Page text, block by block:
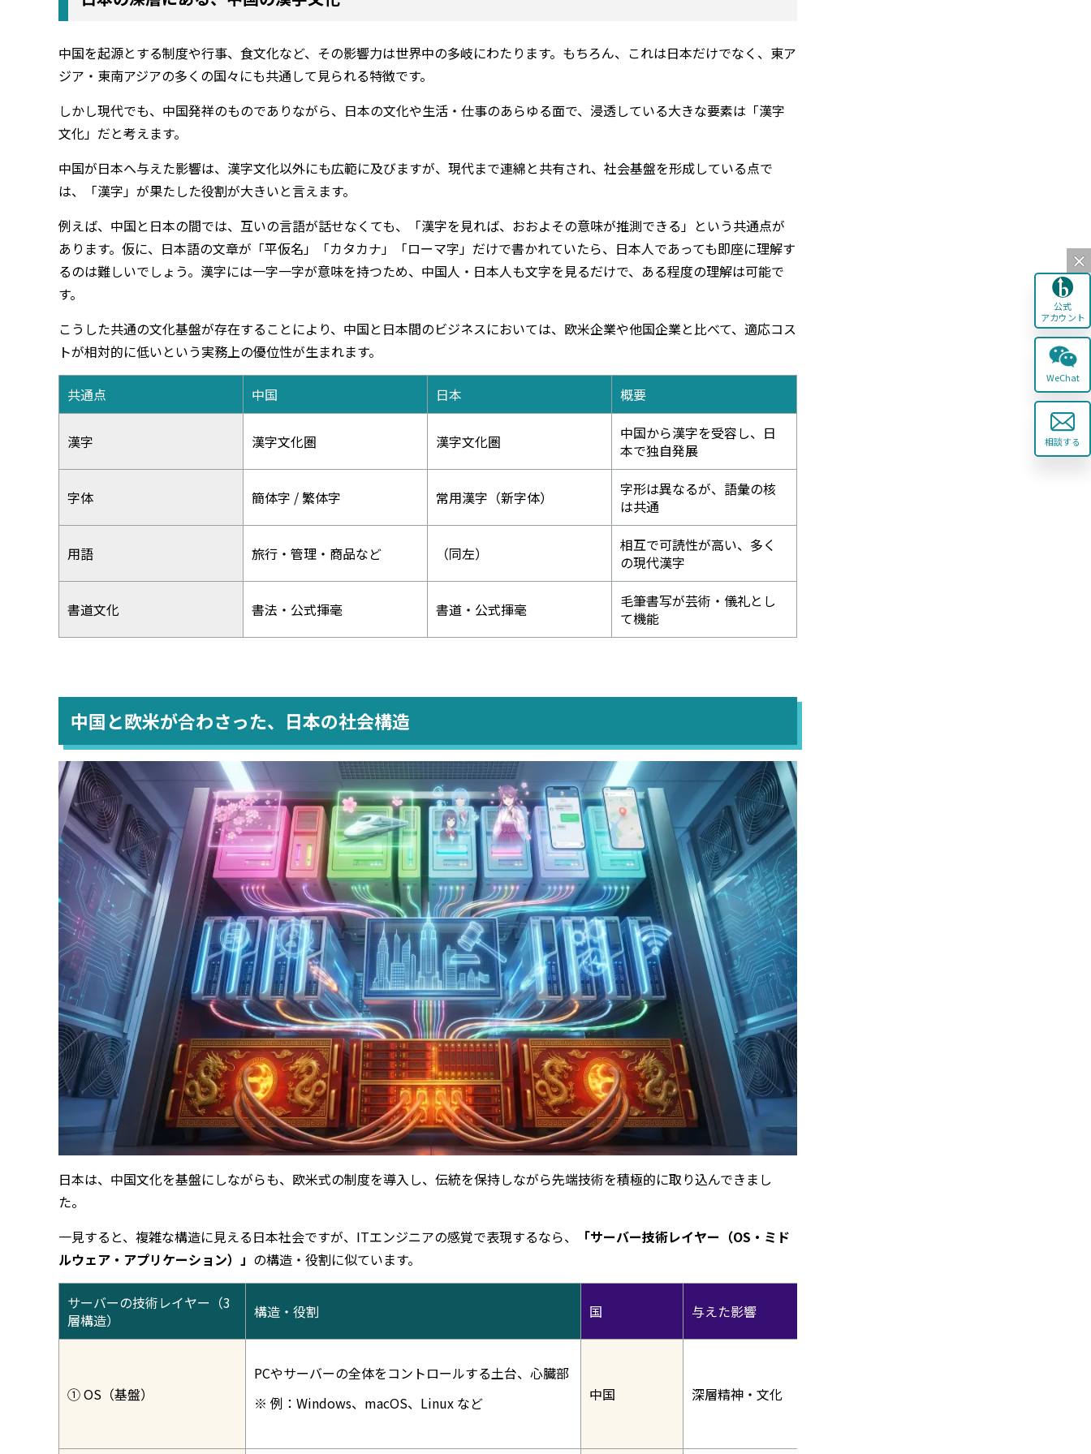
中国を起源とする制度や行事、食文化など、その影響力は世界中の多岐にわたります。もちろん、これは日本だけでなく、東ア
ジア・東南アジアの多くの国々にも共通して見られる特徴です。
しかし現代でも、中国発祥のものでありながら、日本の文化や生活・仕事のあらゆる面で、浸透している大きな要素は「漢字
文化」だと考えます。
中国が日本へ与えた影響は、漢字文化以外にも広範に及びますが、現代まで連綿と共有され、社会基盤を形成している点で
は、「漢字」が果たした役割が大きいと言えます。
例えば、中国と日本の間では、互いの言語が話せなくても、「漢字を見れば、おおよその意味が推測できる」という共通点が
あります。仮に、日本語の文章が「平仮名」「カタカナ」「ローマ字」だけで書かれていたら、日本人であっても即座に理解す
るのは難しいでしょう。漢字には一字一字が意味を持つため、中国人・日本人も文字を見るだけで、ある程度の理解は可能で
す。
こうした共通の文化基盤が存在することにより、中国と日本間のビジネスにおいては、欧米企業や他国企業と比べて、適応コス
トが相対的に低いという実務上の優位性が生まれます。
共通点 中国 日本 概要
漢字 漢字文化圏 漢字文化圏
中国から漢字を受容し、日
本で独自発展
字体 簡体字 / 繁体字 常用漢字（新字体）
字形は異なるが、語彙の核
は共通
用語 旅行・管理・商品など （同左）
相互で可読性が高い、多く
の現代漢字
書道文化 書法・公式揮毫 書道・公式揮毫
毛筆書写が芸術・儀礼とし
て機能
中国と欧米が合わさった、日本の社会構造
日本は、中国文化を基盤にしながらも、欧米式の制度を導入し、伝統を保持しながら先端技術を積極的に取り込んできまし
た。
一見すると、複雑な構造に見える日本社会ですが、ITエンジニアの感覚で表現するなら、
「サーバー技術レイヤー（OS・ミド
ルウェア・アプリケーション）」 の構造・役割に似ています。
サーバーの技術レイヤー（3
層構造）
構造・役割 国 与えた影響
① OS（基盤）
PCやサーバーの全体をコントロールする土台、心臓部
※ 例：Windows、macOS、Linux など
中国 深層精神・文化
公式
アカウント
WeChat
相談する